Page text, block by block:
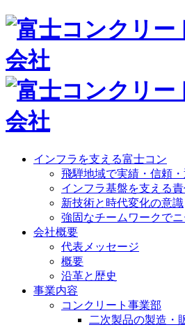
インフラを支える富士コン
飛騨地域で実績・信頼・
インフラ基盤を支える
新技術と時代変化の意識
強固なチームワークで
会社概要
代表メッセージ
概要
沿革と歴史
事業内容
コンクリート事業部
二次製品の製造・